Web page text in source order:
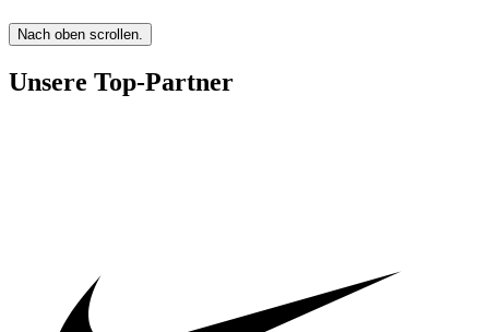
Nach oben scrollen.
Unsere Top-Partner